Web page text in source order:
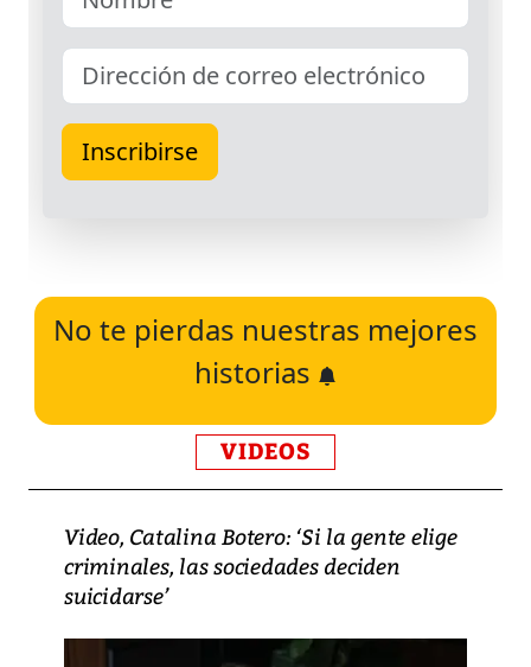
No te pierdas nuestras mejores
historias
VIDEOS
Video, Catalina Botero: ‘Si la gente elige
criminales, las sociedades deciden
suicidarse’